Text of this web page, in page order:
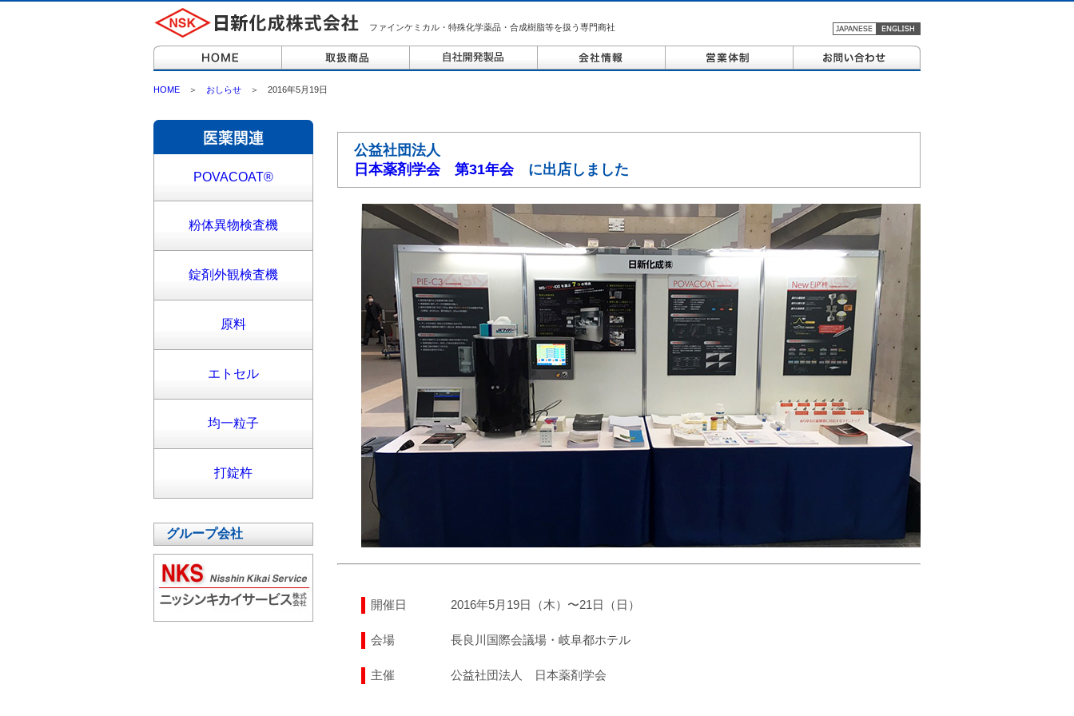
ファインケミカル・特殊化学薬品・合成樹脂等を扱う専門商社
HOME ＞ おしらせ ＞ 2016年5月19日
POVACOAT®
粉体異物検査機
錠剤外観検査機
原料
エトセル
均一粒子
打錠杵
グループ会社
公益社団法人
日本薬剤学会 第31年会に出店しました
開催日 2016年5月19日（木）〜21日（日）
会場 長良川国際会議場・岐阜都ホテル
主催 公益社団法人 日本薬剤学会